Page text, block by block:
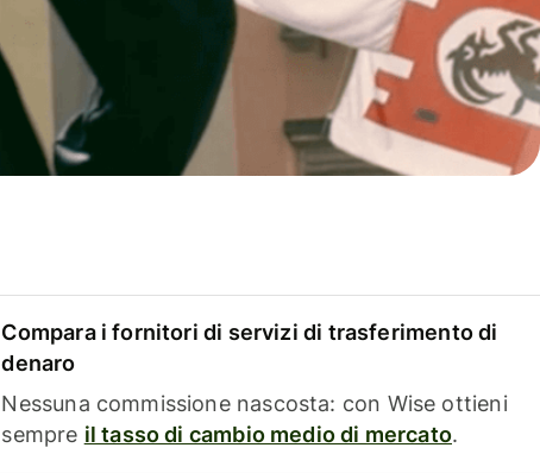
Compara i fornitori di servizi di trasferimento di
denaro
Nessuna commissione nascosta: con Wise ottieni
sempre il tasso di cambio medio di mercato.